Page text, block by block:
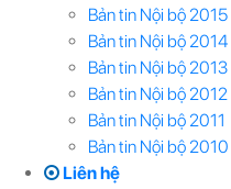
Bản tin Nội bộ 2015
Bản tin Nội bộ 2014
Bản tin Nội bộ 2013
Bản tin Nội bộ 2012
Bản tin Nội bộ 2011
Bản tin Nội bộ 2010
Liên hệ